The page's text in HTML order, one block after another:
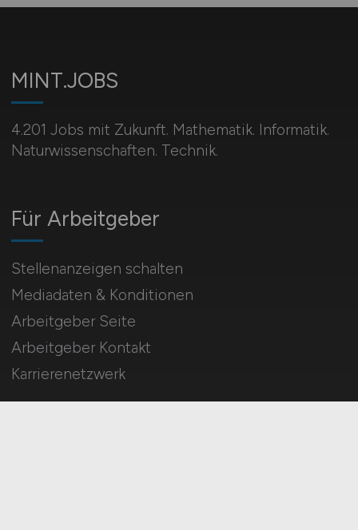
MINT.JOBS
4.201 Jobs mit Zukunft. Mathematik. Informatik.
Naturwissenschaften. Technik.
Für Arbeitgeber
Stellenanzeigen schalten
Mediadaten & Konditionen
Arbeitgeber Seite
Arbeitgeber Kontakt
Karrierenetzwerk